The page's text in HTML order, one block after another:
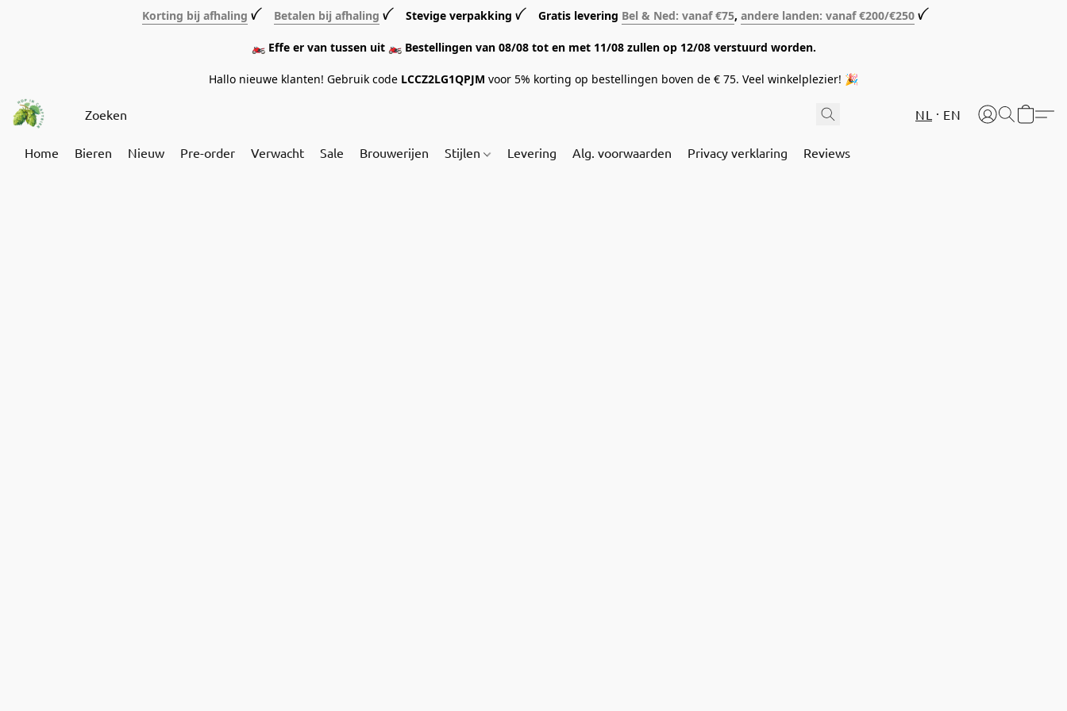
Korting bij afhaling ꪜ Betalen bij afhaling ꪜ Stevige verpakking ꪜ Gratis levering Bel & Ned: vanaf €75, andere landen: vanaf €200/€250 ꪜ
🏍️ Effe er van tussen uit 🏍️ Bestellingen van 08/08 tot en met 11/08 zullen op 12/08 verstuurd worden.
Hallo nieuwe klanten! Gebruik code LCCZ2LG1QPJM voor 5% korting op bestellingen boven de € 75. Veel winkelplezier! 🎉
NL EN
Home Bieren Nieuw Pre-order Verwacht Sale Brouwerijen Stijlen Levering Alg. voorwaarden Privacy verklaring Reviews